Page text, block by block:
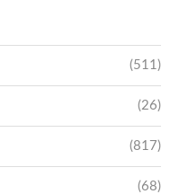
(511)
(26)
(817)
(68)